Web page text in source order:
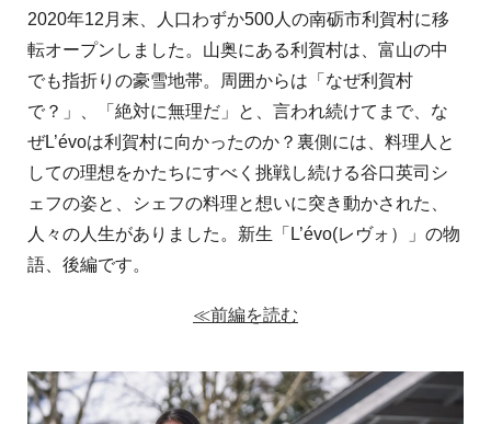
2020年12月末、人口わずか500人の南砺市利賀村に移
転オープンしました。 山奥にある利賀村は、富山の中
でも指折りの豪雪地帯。周囲からは「なぜ利賀村
で？」、「絶対に無理だ」と、言われ続けてまで、な
ぜL’évoは利賀村に向かったのか？ 裏側には、料理人と
しての理想をかたちにすべく挑戦し続ける谷口英司シ
ェフの姿と、
シェフの料理と想いに突き動かされた、
人々の人生がありました。新生「L’évo(レヴォ）」の物
語、後編です。
≪前編を読む